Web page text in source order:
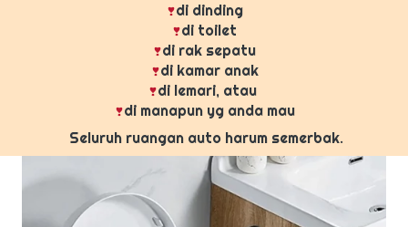
di dinding
di toilet
di rak sepatu
di kamar anak
di lemari, atau
di manapun yg anda mau
Seluruh ruangan auto harum semerbak.